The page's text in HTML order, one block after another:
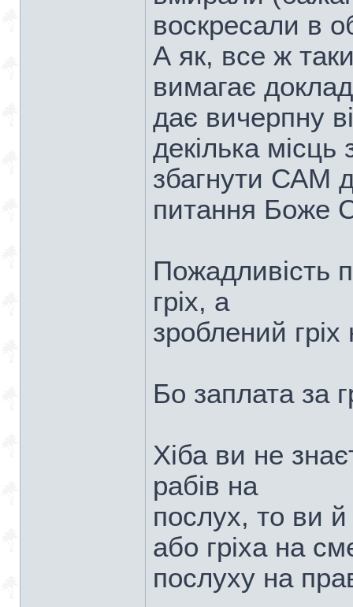
воскресали в
А як, все ж
вимагає
дає вичерпну
декілька
збагнути САМ
питання Боже
Пожадливість
гріх, а
зроблений
Бо заплата за
Хіба ви не
рабів на
послух, то ви й
або гріха на
послуху на